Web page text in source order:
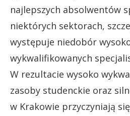
najlepszych absolwentów
niektórych sektorach,
występuje niedobór
wykwalifikowanych
W rezultacie wysoko
zasoby studenckie oraz
w Krakowie przyczyniają